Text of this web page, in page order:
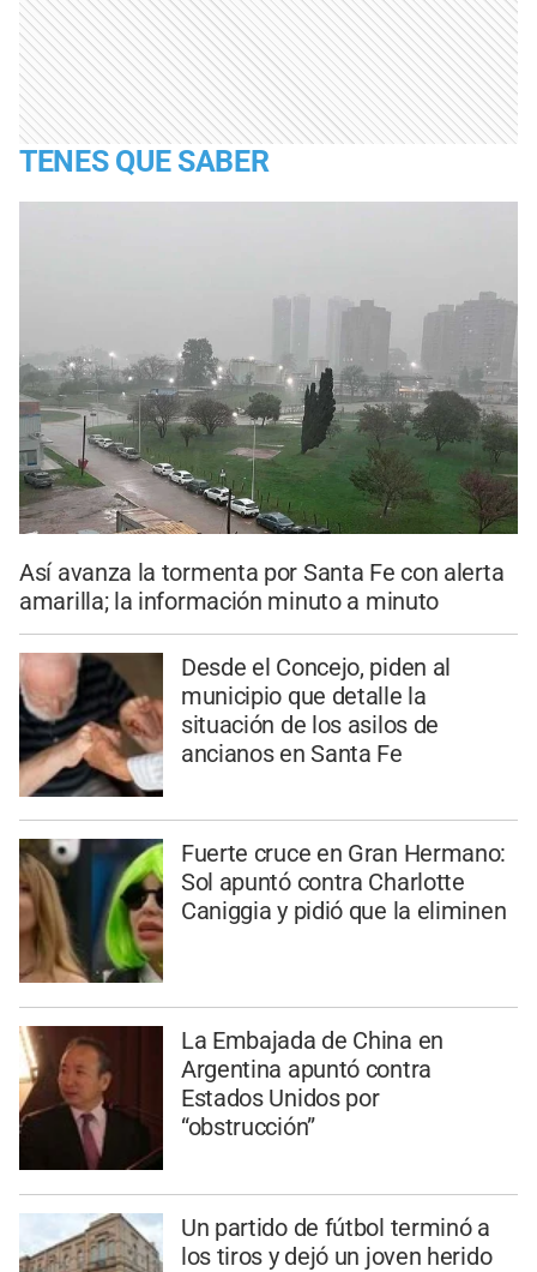
TENES QUE SABER
Así avanza la tormenta por Santa Fe con alerta
amarilla; la información minuto a minuto
Desde el Concejo, piden al
municipio que detalle la
situación de los asilos de
ancianos en Santa Fe
Fuerte cruce en Gran Hermano:
Sol apuntó contra Charlotte
Caniggia y pidió que la eliminen
La Embajada de China en
Argentina apuntó contra
Estados Unidos por
“obstrucción”
Un partido de fútbol terminó a
los tiros y dejó un joven herido